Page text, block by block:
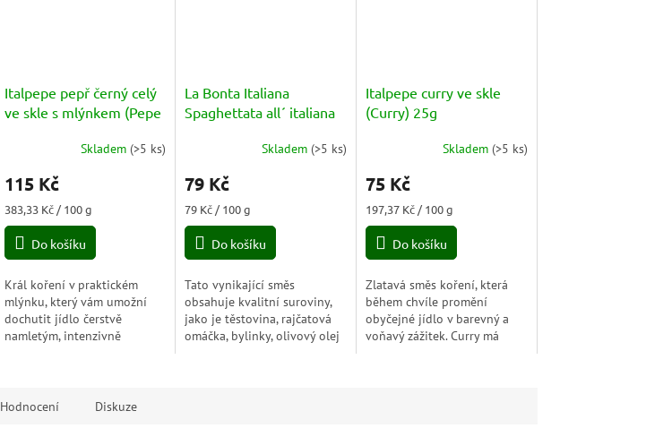
Italpepe pepř černý celý
ve skle s mlýnkem (Pepe
Skladem(>5 ks)
115 Kč
Měrná
cena:
383,33 Kč / 100 g
Do košíku
Král koření v praktickém
mlýnku, který vám umožní
dochutit jídlo čerstvě
namletým, intenzivně
nepostradatelný...
La Bonta Italiana
Spaghettata all´ italiana
produktu
5,0
5
Skladem(>5 ks)
79 Kč
Měrná
cena:
79 Kč / 100 g
Do košíku
Tato vynikající směs
obsahuje kvalitní suroviny,
jako je těstovina, rajčatová
omáčka, bylinky, olivový olej
Italpepe curry ve skle
(Curry) 25g
Skladem(>5 ks)
75 Kč
Měrná
cena:
197,37 Kč / 100 g
Do košíku
Zlatavá směs koření, která
během chvíle promění
obyčejné jídlo v barevný a
voňavý zážitek. Curry má
Hodnocení Diskuze